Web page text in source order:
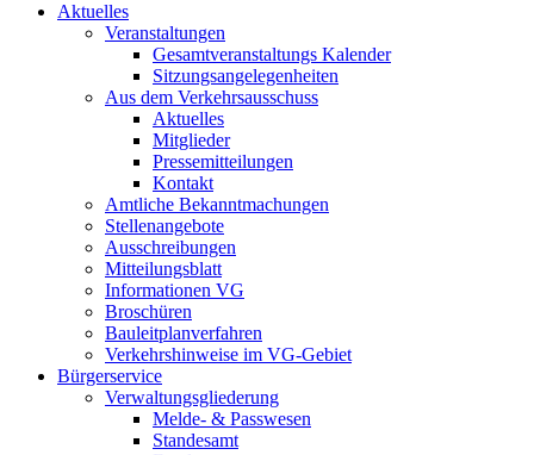
Aktuelles
Veranstaltungen
Gesamtveranstaltungs Kalender
Sitzungsangelegenheiten
Aus dem Verkehrsausschuss
Aktuelles
Mitglieder
Pressemitteilungen
Kontakt
Amtliche Bekanntmachungen
Stellenangebote
Ausschreibungen
Mitteilungsblatt
Informationen VG
Broschüren
Bauleitplanverfahren
Verkehrshinweise im VG-Gebiet
Bürgerservice
Verwaltungsgliederung
Melde- & Passwesen
Standesamt